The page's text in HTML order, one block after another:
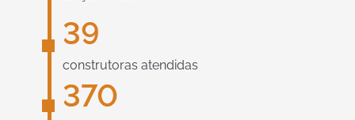
39
construtoras atendidas
370